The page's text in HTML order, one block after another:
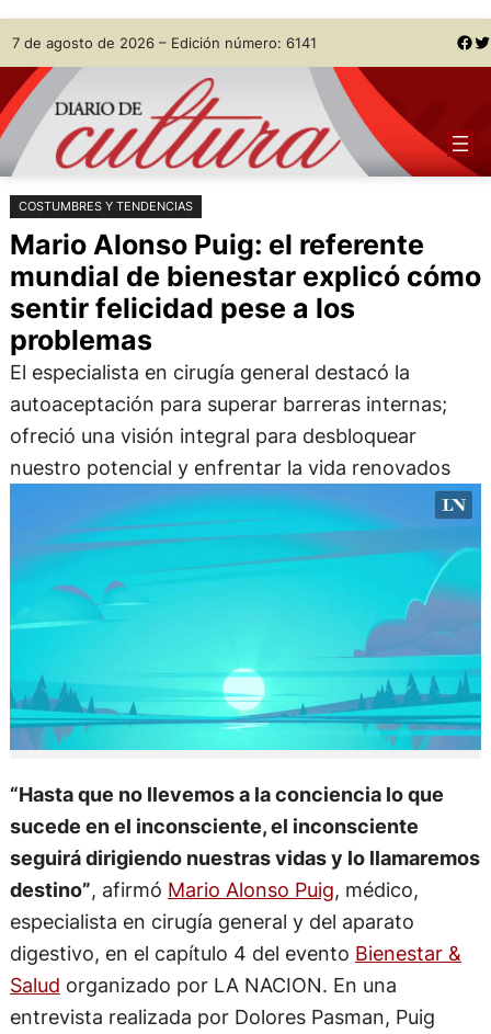
Saltar
al
contenido
Skip
to
content
7 de agosto de 2026 – Edición número: 6141 Facebook Twitter
COSTUMBRES Y TENDENCIAS
Mario Alonso Puig: el referente
mundial de bienestar explicó cómo
sentir felicidad pese a los
problemas
El especialista en cirugía general destacó la
autoaceptación para superar barreras internas;
ofreció una visión integral para desbloquear
nuestro potencial y enfrentar la vida renovados
“Hasta que no llevemos a la conciencia lo que
sucede en el inconsciente, el inconsciente
seguirá dirigiendo nuestras vidas y lo llamaremos
destino”, afirmó Mario Alonso Puig, médico,
especialista en cirugía general y del aparato
digestivo, en el capítulo 4 del evento Bienestar &
Salud organizado por LA NACION. En una
entrevista realizada por Dolores Pasman, Puig